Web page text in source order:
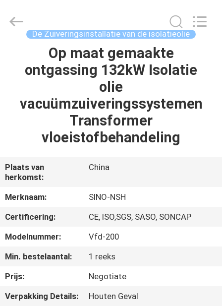
ONGEVEER
FABRIEKSREIS
KWALITEITSCONTROLE
ONS
NIEUWS
Manufacture
De Zuiveringsinstallatie van de isolatieolie
Op maat gemaakte
ontgassing 132kW Isolatie
olie
vacuümzuiveringssystemen
Transformer
vloeistofbehandeling
Plaats van
herkomst:
China
Merknaam:
SINO-NSH
Certificering:
CE, ISO,SGS, SASO, SONCAP
Modelnummer:
Vfd-200
Min. bestelaantal:
1 reeks
Prijs:
Negotiate
Verpakking Details:
Houten Geval